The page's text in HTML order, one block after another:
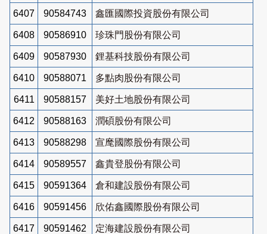
6407 90584743 鑫匯國際投資股份有限公司
6408 90586910 珍珠門股份有限公司
6409 90587930 鋰基科技股份有限公司
6410 90588071 多點肉股份有限公司
6411 90588157 美好土地股份有限公司
6412 90588163 潤碩股份有限公司
6413 90588298 宣麾國際股份有限公司
6414 90589557 鑫貴登股份有限公司
6415 90591364 倉和建設股份有限公司
6416 90591456 欣佑鑫國際股份有限公司
6417 90591462 定海建設股份有限公司